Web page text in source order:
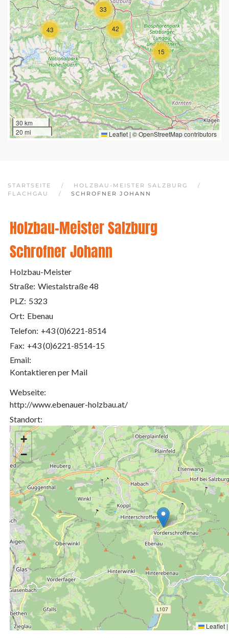
15
33
42
43
30 km
20 mi
Leaflet | ©OpenStreetMapcontributors
STARTSEITE
HOLZBAU-MEISTER SALZBURG
FLACHGAU
SCHROFNER JOHANN
Holzbau-Meister Salzburg
Schrofner Johann
Holzbau-Meister
Straße: Wiestalstraße 48
PLZ: 5323
Ort: Ebenau
Telefon: +43 (0)6221-8514
Fax: +43 (0)6221-8514-15
Email:
Kontaktieren per Mail
Webseite:
http://www.ebenauer-holzbau.at/
Standort:
+
−
Leaflet |